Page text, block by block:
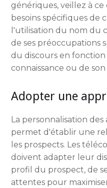
génériques, veillez à
besoins spécifiques de
l'utilisation du nom du
de ses préoccupations
du discours en
connaissance ou de
Adopter une
La personnalisation
permet d'établir une
les prospects. Les
doivent adapter leur
profil du prospect, de
attentes pour